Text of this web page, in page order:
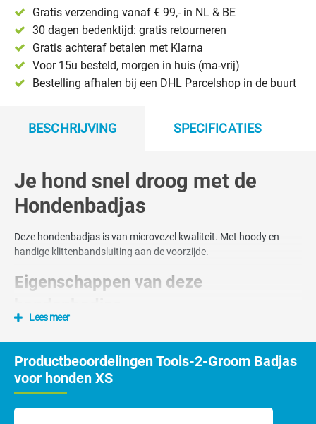
Gratis verzending vanaf € 99,- in NL & BE
30 dagen bedenktijd: gratis retourneren
Gratis achteraf betalen met Klarna
Voor 15u besteld, morgen in huis (ma-vrij)
Bestelling afhalen bij een DHL Parcelshop in de buurt
BESCHRIJVING SPECIFICATIES
Je hond snel droog met de
Hondenbadjas
Deze hondenbadjas is van microvezel kwaliteit. Met hoody en
handige klittenbandsluiting aan de voorzijde.
Eigenschappen van deze
Droogt zeer snel.
Voor de maatvoering kun je het best de ruglengte van je hond
aanhouden.
Lees meer
Productbeoordelingen Tools-2-Groom Badjas
voor honden XS